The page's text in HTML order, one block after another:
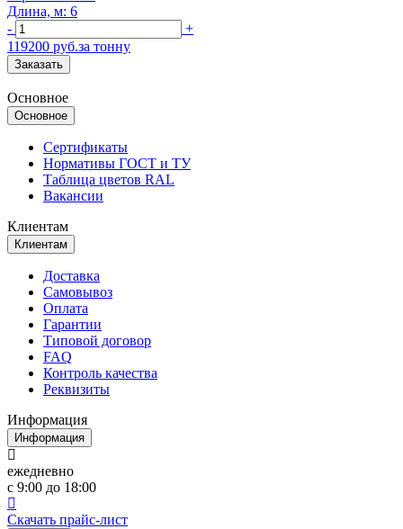
Длина, м: 6
-
+
119200 руб.за тонну
Заказать
Основное
Основное
Сертификаты
Нормативы ГОСТ и ТУ
Таблица цветов RAL
Вакансии
Клиентам
Клиентам
Доставка
Самовывоз
Оплата
Гарантии
Типовой договор
FAQ
Контроль качества
Реквизиты
Информация
Информация
ежедневно
с 9:00 до 18:00
Скачать прайс-лист